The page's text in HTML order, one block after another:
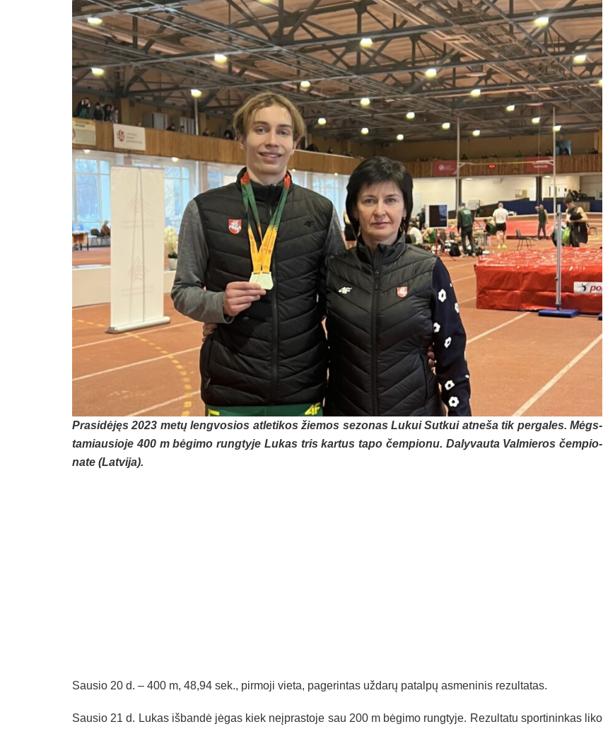
Pra­si­dė­jęs 2023 me­tų leng­vo­sios at­le­ti­kos žie­mos se­zo­nas Lu­kui Sut­kui at­ne­ša tik per­ga­les. Mėgs­
ta­miau­sio­je 400 m bė­gi­mo rung­ty­je Lu­kas tris kar­tus ta­po čem­pio­nu. Da­ly­vau­ta Val­mie­ros čem­pio­
na­te (Lat­vi­ja).
Sau­sio 20 d. – 400 m, 48,94 sek., pir­mo­ji vie­ta, pa­ge­rin­tas už­da­rų pa­tal­pų as­me­ni­nis re­zul­ta­tas.
Sau­sio 21 d. Lu­kas iš­ban­dė jė­gas kiek neįp­ras­to­je sau 200 m bė­gi­mo rung­ty­je. Re­zul­ta­tu spor­ti­nin­kas li­ko